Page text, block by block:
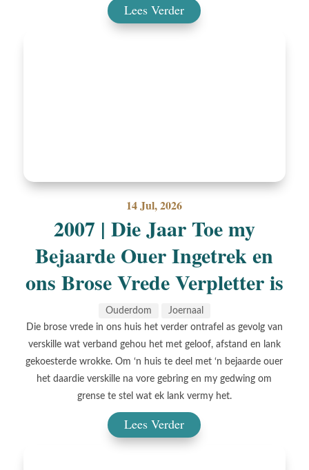
Lees Verder
14 Jul, 2026
2007 | Die Jaar Toe my
Bejaarde Ouer Ingetrek en
ons Brose Vrede Verpletter is
Ouderdom
Joernaal
Die brose vrede in ons huis het verder ontrafel as gevolg van
verskille wat verband gehou het met geloof, afstand en lank
gekoesterde wrokke. Om ‘n huis te deel met ‘n bejaarde ouer
het daardie verskille na vore gebring en my gedwing om
grense te stel wat ek lank vermy het.
Lees Verder